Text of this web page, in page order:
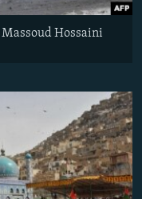
Massoud Hossaini